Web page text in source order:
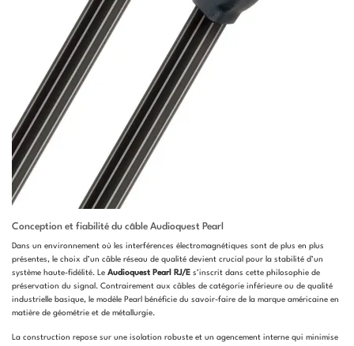
Conception et fiabilité du câble Audioquest Pearl
Dans un environnement où les interférences électromagnétiques sont de plus en plus
présentes, le choix d’un câble réseau de qualité devient crucial pour la stabilité d’un
système haute-fidélité. Le Audioquest Pearl RJ/E s’inscrit dans cette philosophie de
préservation du signal. Contrairement aux câbles de catégorie inférieure ou de qualité
industrielle basique, le modèle Pearl bénéficie du savoir-faire de la marque américaine en
matière de géométrie et de métallurgie.
La construction repose sur une isolation robuste et un agencement interne qui minimise